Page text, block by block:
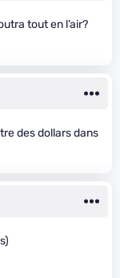
tout en l’air?
des dollars dans